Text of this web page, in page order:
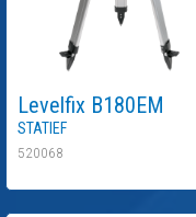
Levelfix B180EM
Statief
520068